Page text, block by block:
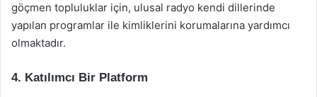
göçmen topluluklar için, ulusal radyo kendi dillerinde
yapılan programlar ile kimliklerini korumalarına yardımcı
olmaktadır.
4. Katılımcı Bir Platform